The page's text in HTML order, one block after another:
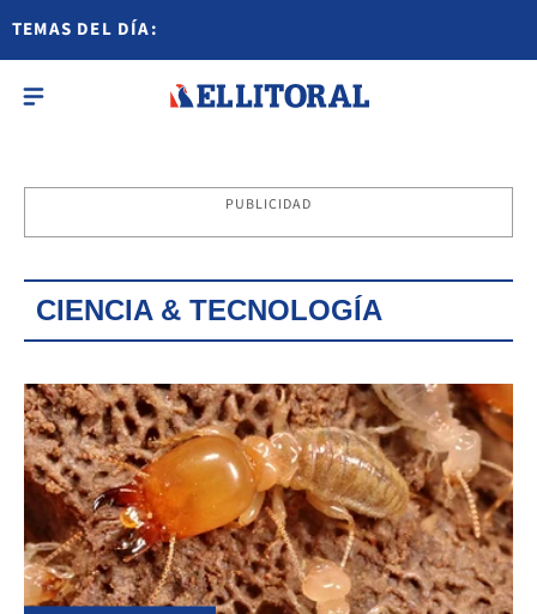
TEMAS DEL DÍA:
PUBLICIDAD
CIENCIA & TECNOLOGÍA